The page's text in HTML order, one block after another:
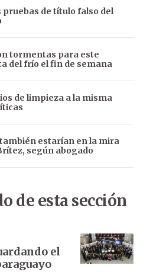
pruebas de título falso del
tormentas para este
del frío el fin de semana
de limpieza a la misma
estarían en la mira
según abogado
de esta sección
el